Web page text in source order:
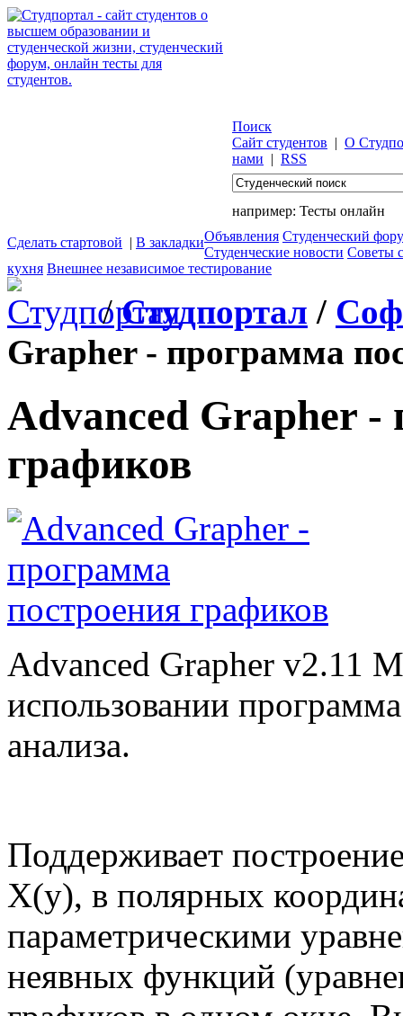
Поиск
Сайт студентов | О
нами | RSS
например: Тесты онлайн
Сделать стартовой | В закладкиОбъявления Студенческий
Студенческие новости Советы
кухня Внешнее независимое тестирование
/Студпортал /
Grapher - программа
Advanced Grapher -
графиков
Advanced Grapher v2.11
использовании
анализа.
Поддерживает
X(y), в полярных
параметрическими
неявных функций